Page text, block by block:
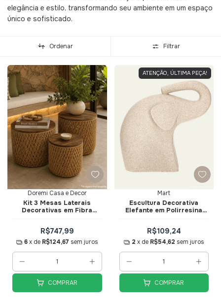
elegância e estilo, transformando seu ambiente em um espaço
único e sofisticado.
Ordenar Filtrar
Doremi Casa e Decor
Kit 3 Mesas Laterais
Decorativas em Fibra
R$747,99
6 x de R$124,67 sem juros
COMPRAR
ATENÇÃO, ÚLTIMA PEÇA!
Mart
Escultura Decorativa
Elefante em Polirresina
R$109,24
2 x de R$54,62 sem juros
COMPRAR